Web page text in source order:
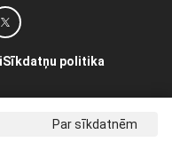
Sīkdatņu politika
Par sīkdatnēm